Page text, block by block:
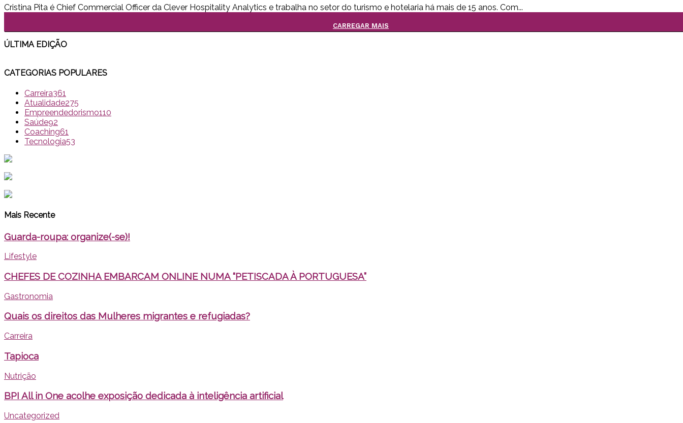
Cristina Pita é Chief Commercial Officer da Clever Hospitality Analytics e trabalha no setor do turismo e hotelaria há mais de 15 anos. Com...
CARREGAR MAIS
ÚLTIMA EDIÇÃO
CATEGORIAS POPULARES
Carreira361
Atualidade275
Empreendedorismo110
Saúde92
Coaching61
Tecnologia53
Mais Recente
Guarda-roupa: organize(-se)!
Lifestyle
CHEFES DE COZINHA EMBARCAM ONLINE NUMA “PETISCADA À PORTUGUESA”
Gastronomia
Quais os direitos das Mulheres migrantes e refugiadas?
Carreira
Tapioca
Nutrição
BPI All in One acolhe exposição dedicada à inteligência artificial
Uncategorized